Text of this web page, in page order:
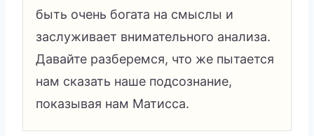
быть очень богата на смыслы и
заслуживает внимательного анализа.
Давайте разберемся, что же пытается
нам сказать наше подсознание,
показывая нам Матисса.